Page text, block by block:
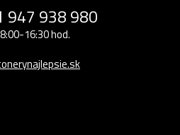
947 938 980
16:30 hod.